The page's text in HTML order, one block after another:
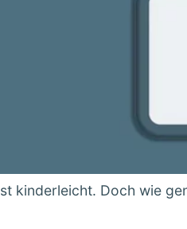
kinderleicht. Doch wie